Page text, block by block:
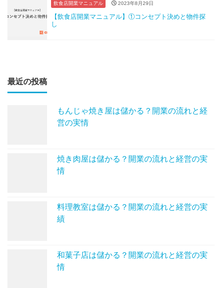
飲食店開業マニュアル 2023年8月29日
【飲食店開業マニュアル】①コンセプト決めと物件探
し
最近の投稿
もんじゃ焼き屋は儲かる？開業の流れと経
営の実情
焼き肉屋は儲かる？開業の流れと経営の実
情
料理教室は儲かる？開業の流れと経営の実
績
和菓子店は儲かる？開業の流れと経営の実
情